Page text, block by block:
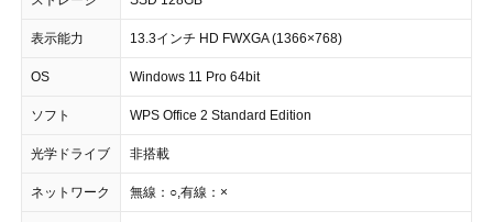
表示能力 13.3インチ HD FWXGA (1366×768)
OS Windows 11 Pro 64bit
ソフト WPS Office 2 Standard Edition
光学ドライブ 非搭載
ネットワーク 無線：○,有線：×